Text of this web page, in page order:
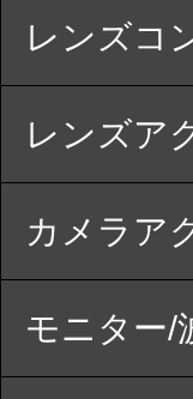
レンズコ
レンズア
カメラア
モニター/